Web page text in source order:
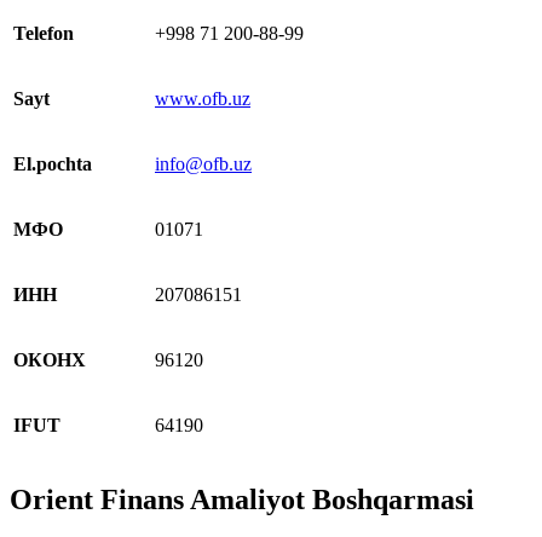
Telefon +998 71 200-88-99
Sayt www.ofb.uz
El.pochta info@ofb.uz
МФО 01071
ИНН 207086151
ОКОНХ 96120
IFUT 64190
Orient Finans Amaliyot Boshqarmasi